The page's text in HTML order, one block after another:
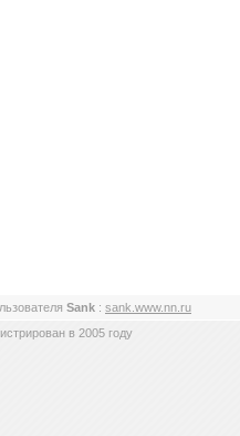
Sank : sank.www.nn.ru
в 2005 году